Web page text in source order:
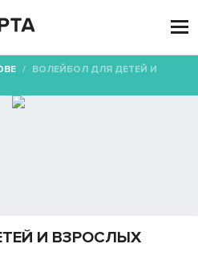

/ ВОЛЕЙБОЛ ДЛЯ ДЕТЕЙ И
И ВЗРОСЛЫХ